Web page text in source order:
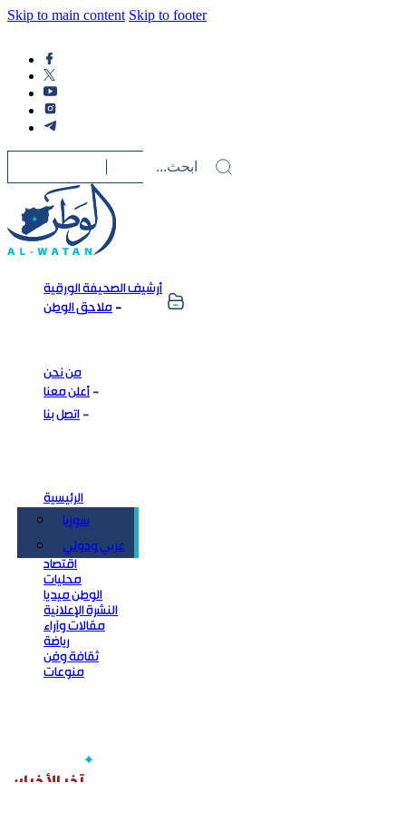
Skip to main content Skip to footer
أرشيف الصحيفة الورقية
ملاحق الوطن
من نحن
أعلن معنا
اتصل بنا
الرئيسية
سوريا
عربي ودولي
اقتصاد
محليات
الوطن ميديا
النشرة الإعلانية
مقالات وآراء
رياضة
ثقافة وفن
منوعات